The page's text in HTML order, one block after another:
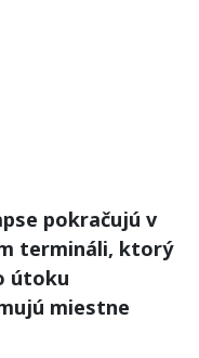
pokračujú v
termináli, ktorý
útoku
miestne